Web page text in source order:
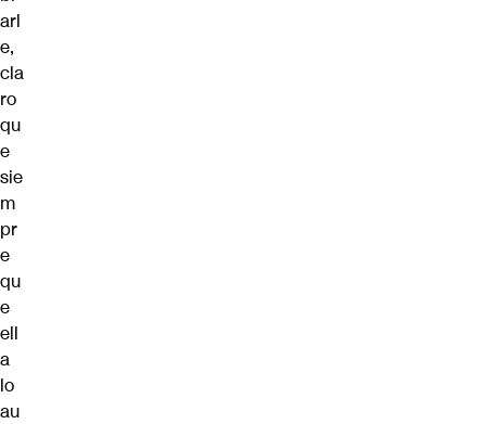
arl
e,
cla
ro
qu
e
sie
m
pr
e
qu
e
ell
a
lo
au